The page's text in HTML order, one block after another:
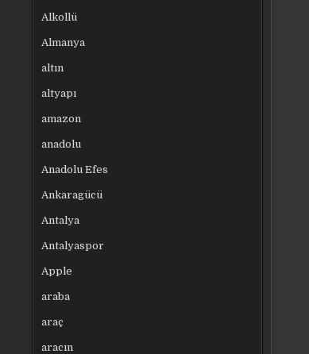
Alkollü
Almanya
altın
altyapı
amazon
anadolu
Anadolu Efes
Ankaragücü
Antalya
Antalyaspor
Apple
araba
araç
aracın